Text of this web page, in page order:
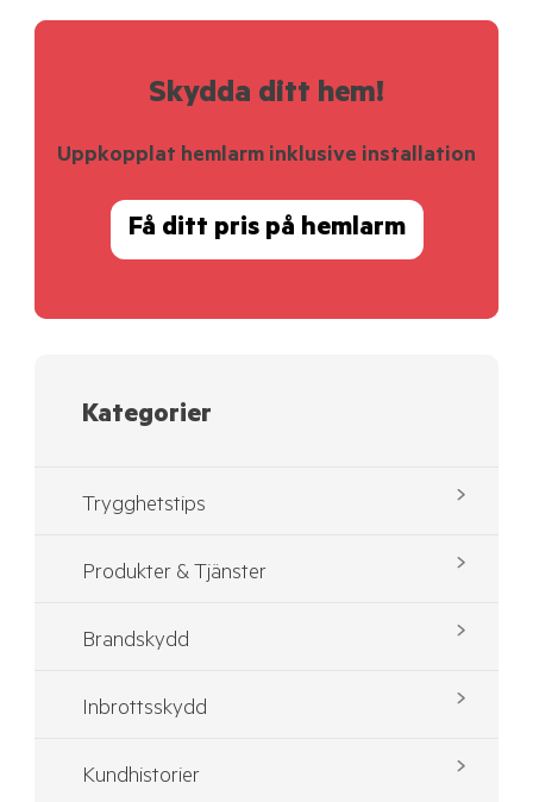
Skydda ditt hem!
Uppkopplat hemlarm inklusive installation
Få ditt pris på hemlarm
Kategorier
Trygghetstips
Produkter & Tjänster
Brandskydd
Inbrottsskydd
Kundhistorier